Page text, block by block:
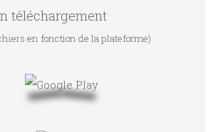
téléchargement
en fonction de la plateforme)